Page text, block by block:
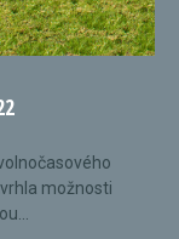
možnosti